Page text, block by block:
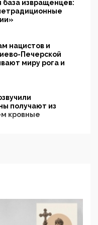
база извращенцев:
нацистов и
Печерской
миру рога и
получают из
кровные
России, но
определять